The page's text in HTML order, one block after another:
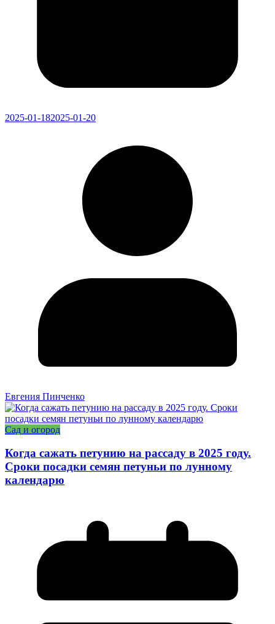
2025-01-182025-01-20
Евгения Пинченко
Сад и огород
Когда сажать петунию на рассаду в 2025 году.
Сроки посадки семян петуньи по лунному
календарю